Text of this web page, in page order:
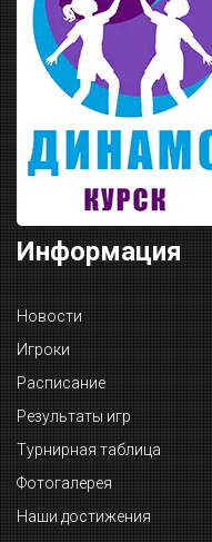
Информация
Новости
Игроки
Расписание
Результаты игр
Турнирная таблица
Фотогалерея
Наши достижения